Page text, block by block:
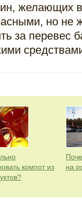
желающих
но не
за перевес
компот из
на